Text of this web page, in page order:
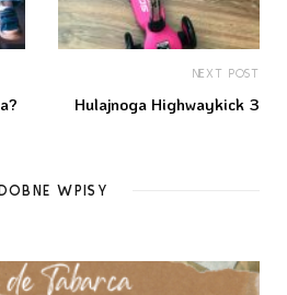
NEXT POST
Hulajnoga Highwaykick 3
WPISY